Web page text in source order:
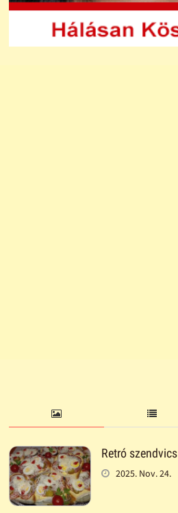
Retró szendvics
2025. Nov. 24.